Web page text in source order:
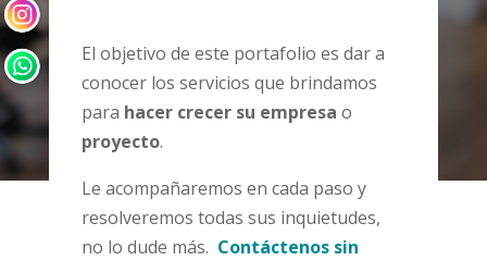
El objetivo de este portafolio es dar a
conocer los servicios que brindamos
para hacer crecer su empresa o
proyecto.
Le acompañaremos en cada paso y
resolveremos todas sus inquietudes,
no lo dude más. Contáctenos sin